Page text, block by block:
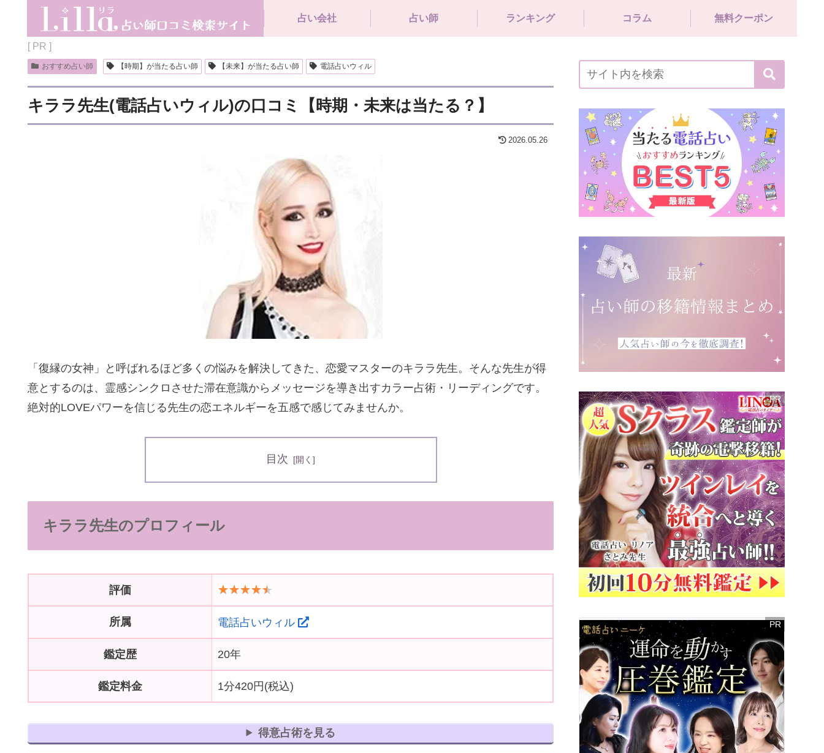
占い会社 占い師 ランキング コラム 無料クーポン
[ PR ]
おすすめ占い師 【時期】が当たる占い師 【未来】が当たる占い師 電話占いウィル
キララ先生(電話占いウィル)の口コミ【時期・未来は当たる？】
2026.05.26
「復縁の女神」と呼ばれるほど多くの悩みを解決してきた、恋愛マスターのキララ先生。そんな先生が得
意とするのは、霊感シンクロさせた滞在意識からメッセージを導き出すカラー占術・リーディングです。
絶対的LOVEパワーを信じる先生の恋エネルギーを五感で感じてみませんか。
目次
キララ先生のプロフィール
評価
所属 電話占いウィル
鑑定歴 20年
鑑定料金 1分420円(税込)
得意占術を見る